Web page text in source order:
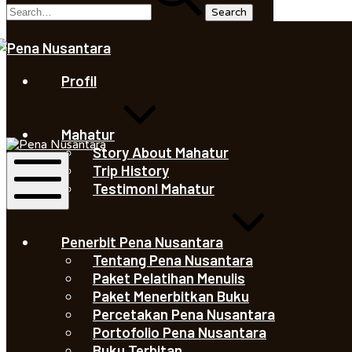
Profil
Mahatur
Story About Mahatur
Trip History
Testimoni Mahatur
Penerbit Pena Nusantara
Tentang Pena Nusantara
Paket Pelatihan Menulis
Paket Menerbitkan Buku
Percetakan Pena Nusantara
Portofolio Pena Nusantara
Mobile